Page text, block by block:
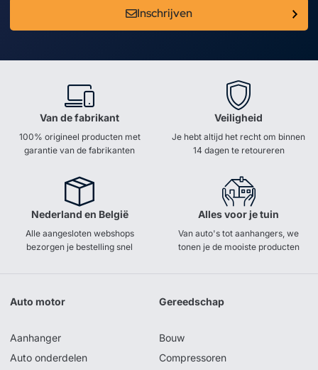
Inschrijven
Van de fabrikant
100% origineel producten met
garantie van de fabrikanten
Veiligheid
Je hebt altijd het recht om binnen
14 dagen te retoureren
Nederland en België
Alle aangesloten webshops
bezorgen je bestelling snel
Alles voor je tuin
Van auto's tot aanhangers, we
tonen je de mooiste producten
Auto motor
Aanhanger
Auto onderdelen
Gereedschap
Bouw
Compressoren